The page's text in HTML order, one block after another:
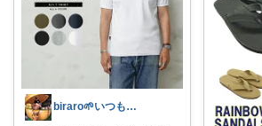
biraro🌱いつもありがとう♡